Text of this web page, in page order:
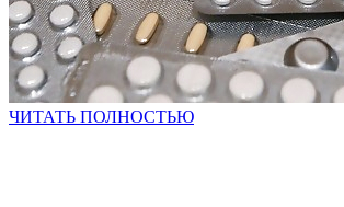
ЧИТАТЬ ПОЛНОСТЬЮ